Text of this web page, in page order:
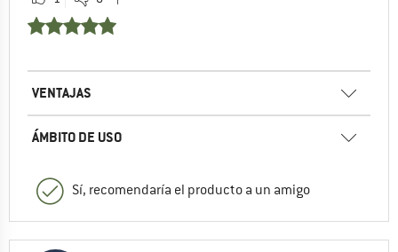
VENTAJAS
ÁMBITO DE USO
Sí, recomendaría el producto a un amigo